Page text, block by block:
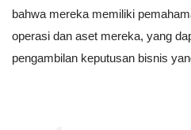
bahwa mereka memiliki
operasi dan aset mereka, yang
pengambilan keputusan bisnis